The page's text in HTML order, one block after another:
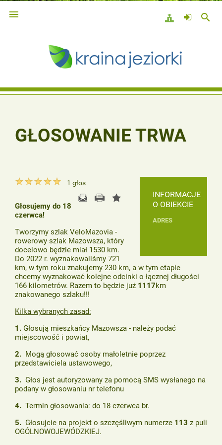
 search
GŁOSOWANIE TRWA
1 głos
INFORMACJE
O OBIEKCIE
ADRES
Głosujemy do 18
czerwca!
Tworzymy szlak VeloMazovia -
rowerowy szlak Mazowsza, który
docelowo będzie miał 1530 km.
Do 2022 r. wyznakowaliśmy 721
km, w tym roku znakujemy 230 km, a w tym etapie
chcemy wyznakować kolejne odcinki o łącznej długości
166 kilometrów. Razem to będzie już 1117km
znakowanego szlaku!!!
Kilka wybranych zasad:
1. Głosują mieszkańcy Mazowsza - należy podać
miejscowość i powiat,
2. Mogą głosować osoby małoletnie poprzez
przedstawiciela ustawowego,
3. Głos jest autoryzowany za pomocą SMS wysłanego na
podany w głosowaniu nr telefonu
4. Termin głosowania: do 18 czerwca br.
5. Głosujcie na projekt o szczęśliwym numerze 113 z puli
OGÓLNOWOJEWÓDZKIEJ.